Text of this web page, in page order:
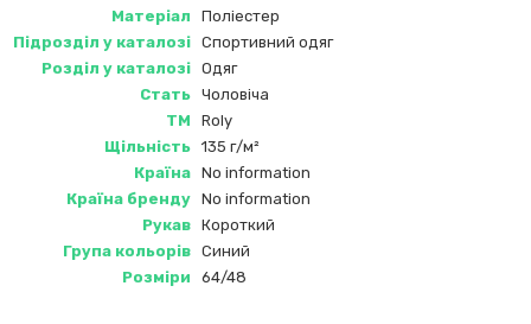
Матеріал
Поліестер
Підрозділ у каталозі Спортивний одяг
Розділ у каталозі Одяг
Стать Чоловіча
ТМ
Roly
Щільність 135 г/м²
Країна No information
Країна бренду No information
Рукав Короткий
Група кольорів Синий
Розміри
64/48